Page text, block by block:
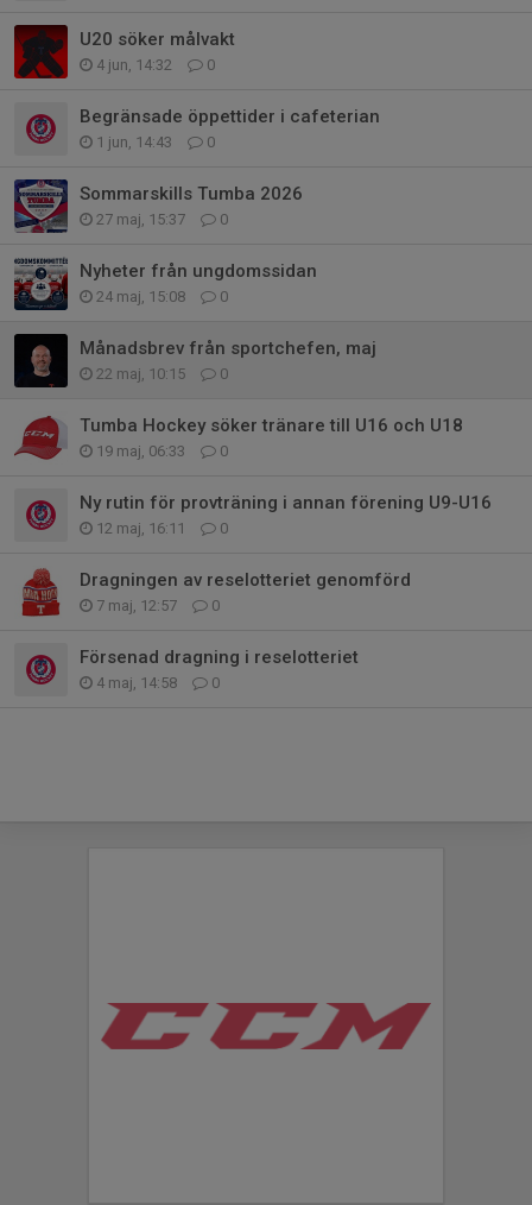
U20 söker målvakt
4 jun, 14:32 0
Begränsade öppettider i cafeterian
1 jun, 14:43 0
Sommarskills Tumba 2026
27 maj, 15:37 0
Nyheter från ungdomssidan
24 maj, 15:08 0
Månadsbrev från sportchefen, maj
22 maj, 10:15 0
Tumba Hockey söker tränare till U16 och U18
19 maj, 06:33 0
Ny rutin för provträning i annan förening U9-U16
12 maj, 16:11 0
Dragningen av reselotteriet genomförd
7 maj, 12:57 0
Försenad dragning i reselotteriet
4 maj, 14:58 0